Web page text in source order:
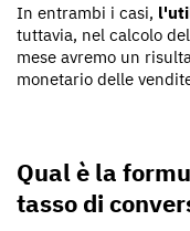
In entrambi i casi,
tuttavia, nel calcolo
mese avremo un
monetario delle
Qual è la
tasso di